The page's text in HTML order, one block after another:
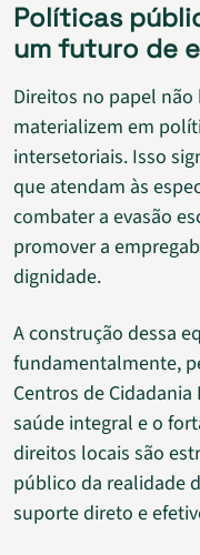
Políticas
um futuro de
Direitos no papel não
materializem em
intersetoriais. Isso
que atendam às
combater a evasão
promover a
dignidade.
A construção dessa
fundamentalmente,
Centros de
saúde integral e o
direitos locais são
público da realidade
suporte direto e